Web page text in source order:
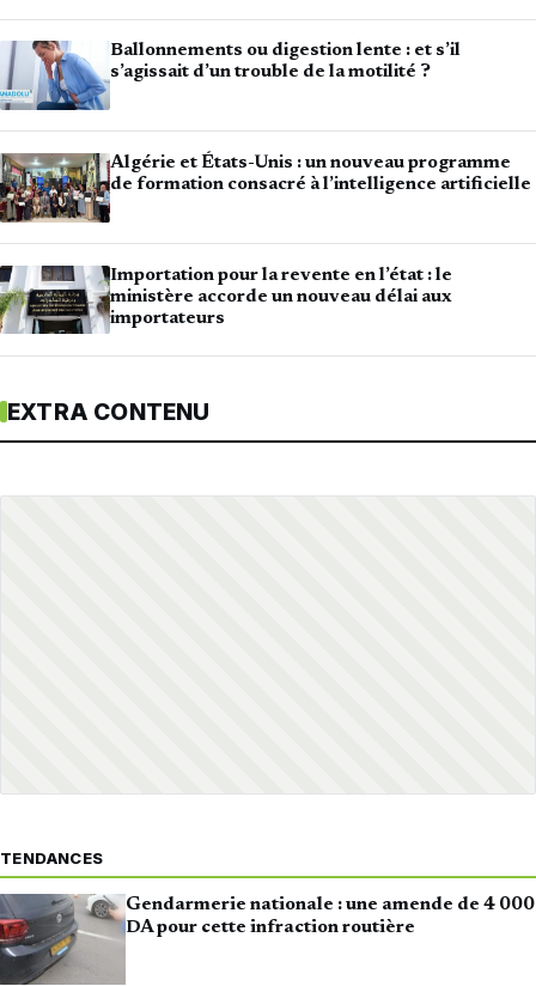
Ballonnements ou digestion lente : et s’il
s’agissait d’un trouble de la motilité ?
Algérie et États-Unis : un nouveau programme
de formation consacré à l’intelligence artificielle
Importation pour la revente en l’état : le
ministère accorde un nouveau délai aux
importateurs
EXTRA CONTENU
TENDANCES
Gendarmerie nationale : une amende de 4 000
DA pour cette infraction routière